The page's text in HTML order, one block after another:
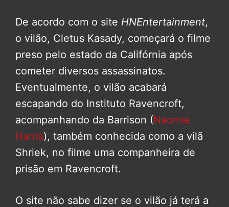
De acordo com o site HNEntertainment,
o vilão, Cletus Kasady, começará o filme
preso pelo estado da Califórnia após
cometer diversos assassinatos.
Eventualmente, o vilão acabará
escapando do Instituto Ravencroft,
acompanhando da Barrison (Naomie
Harris), também conhecida como a vilã
Shriek, no filme uma companheira de
prisão em Ravencroft.
O site não sabe dizer se o vilão já terá a